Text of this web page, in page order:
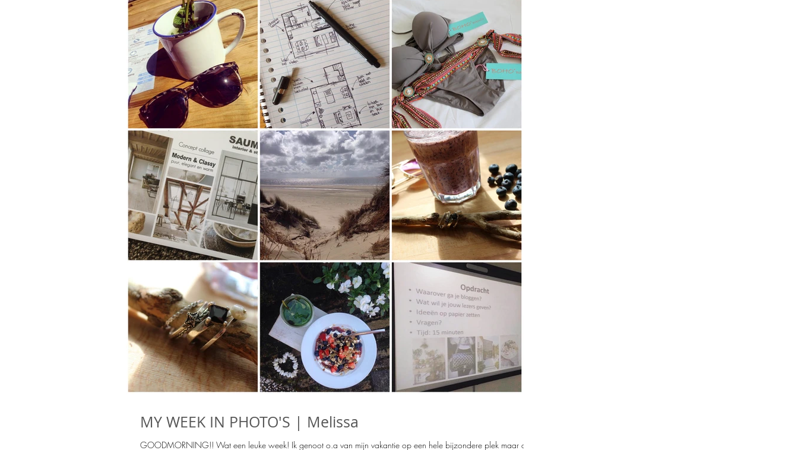
MY WEEK IN PHOTO'S | Melissa
GOODMORNING!! Wat een leuke week! Ik genoot o.a van mijn vakantie op een hele bijzondere plek maar ook